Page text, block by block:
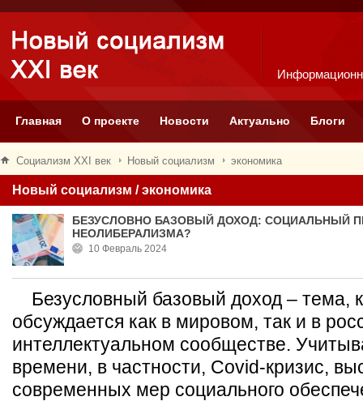
Главная О проекте Новости Актуально Блоги
Социализм XXI век Новый социализм экономика
Новый социализм / экономика
БЕЗУСЛОВНО БАЗОВЫЙ ДОХОД: СОЦИАЛЬНЫЙ
НЕОЛИБЕРАЛИЗМА?
10 Февраль 2024
Безусловный базовый доход – тема,
обсуждается как в мировом, так и в
интеллектуальном сообществе.
времени, в частности, Covid-кризис,
современных мер социального